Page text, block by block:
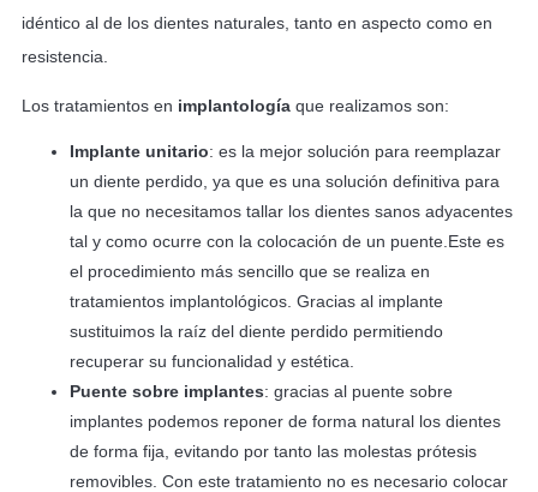
idéntico al de los dientes naturales, tanto en aspecto como en
resistencia.
Los tratamientos en implantologíaque realizamos son:
Implante unitario: es la mejor solución para reemplazar
un diente perdido, ya que es una solución definitiva para
la que no necesitamos tallar los dientes sanos adyacentes
tal y como ocurre con la colocación de un puente.Este es
el procedimiento más sencillo que se realiza en
tratamientos implantológicos. Gracias al implante
sustituimos la raíz del diente perdido permitiendo
recuperar su funcionalidad y estética.
Puente sobre implantes: gracias al puente sobre
implantes podemos reponer de forma natural los dientes
de forma fija, evitando por tanto las molestas prótesis
removibles. Con este tratamiento no es necesario colocar